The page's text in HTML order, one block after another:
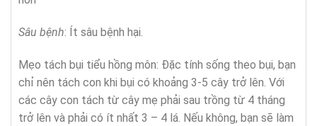
Sâu bệnh: Ít sâu bệnh hại.
Mẹo tách bụi tiểu hồng môn: Đặc tính sống theo bụi, bạn
chỉ nên tách con khi bụi có khoảng 3-5 cây trở lên. Với
các cây con tách từ cây mẹ phải sau trồng từ 4 tháng
trở lên và phải có ít nhất 3 – 4 lá. Nếu không, bạn sẽ làm